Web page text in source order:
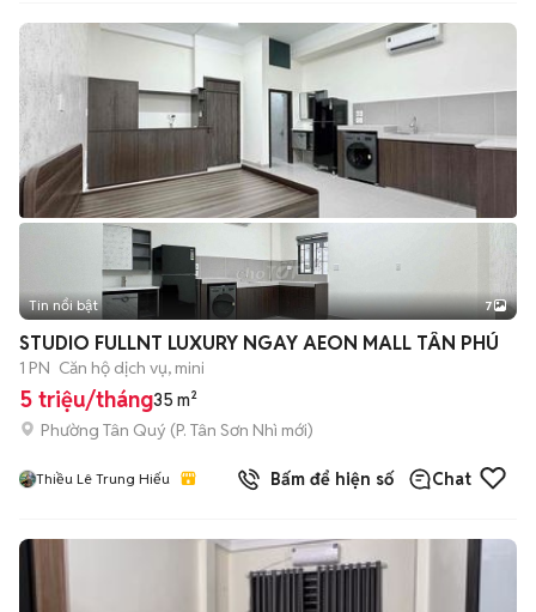
+2
Tin nổi bật 7
STUDIO FULLNT LUXURY NGAY AEON MALL TÂN PHÚ
1 PN Căn hộ dịch vụ, mini
5 triệu/tháng35 m²
Phường Tân Quý (P. Tân Sơn Nhì mới)
Thiều Lê Trung Hiếu Bấm để hiện số Chat